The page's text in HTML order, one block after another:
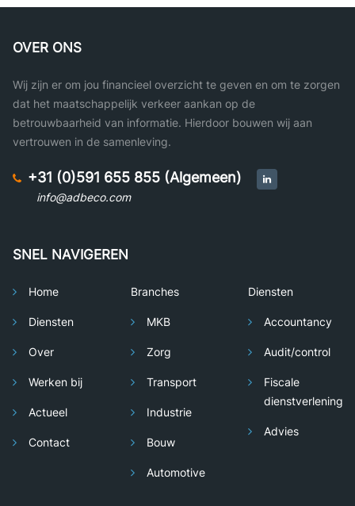
OVER ONS
Wij zijn er om jou financieel overzicht te geven en om te zorgen
dat het maatschappelijk verkeer aankan op de
betrouwbaarheid van informatie. Hierdoor bouwen wij aan
vertrouwen in de samenleving.
+31 (0)591 655 855 (Algemeen)
info@adbeco.com
SNEL NAVIGEREN
Home
Diensten
Over
Werken bij
Actueel
Contact
Branches
MKB
Zorg
Transport
Industrie
Bouw
Automotive
Diensten
Accountancy
Audit/control
Fiscale
dienstverlening
Advies